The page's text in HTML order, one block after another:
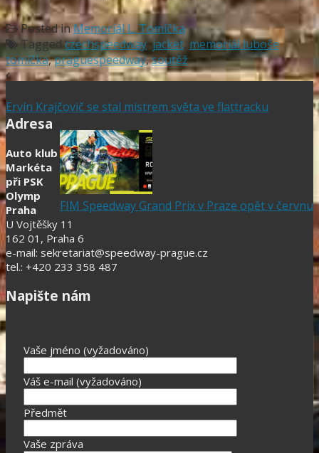
Posted inMemoriál L. Tomíčka
Taggedczechspeedway,jacket, memoriál luboše
tomíčka,praguespeedway,soutěž
Ervín Krajčovič se stal mistrem světa ve flattracku
FIM Speedway Grand Prix v Praze opět v červnu
Adresa
Auto klub
Markéta
při PSK
Olymp
Praha
U Vojtěšky 11
162 01, Praha 6
e-mail: sekretariat@speedway-prague.cz
tel.: +420 233 358 487
Napište nám
Vaše jméno (vyžadováno)
Váš e-mail (vyžadováno)
Předmět
Vaše zpráva